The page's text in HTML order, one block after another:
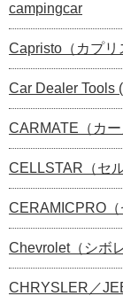
campingcar
Capristo（カプリ
Car Dealer Tools
CARMATE（カー
CELLSTAR（セ
CERAMICPRO（
Chevrolet（シボ
CHRYSLER／